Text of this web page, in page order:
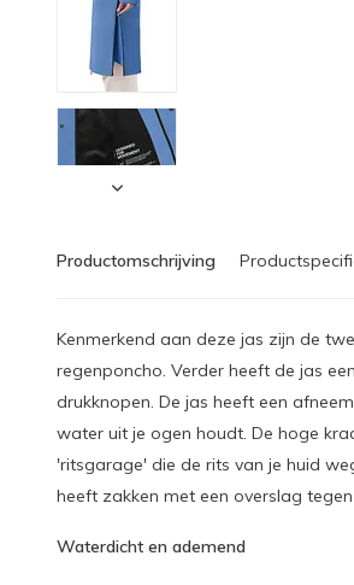
Productomschrijving
Kenmerkend aan deze jas zijn de
regenponcho. Verder heeft de jas
drukknopen. De jas heeft een
water uit je ogen houdt. De hoge
'ritsgarage' die de rits van je huid
heeft zakken met een overslag
Waterdicht en ademend